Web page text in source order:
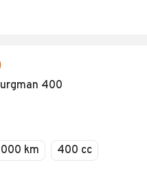
400
km
400 cc